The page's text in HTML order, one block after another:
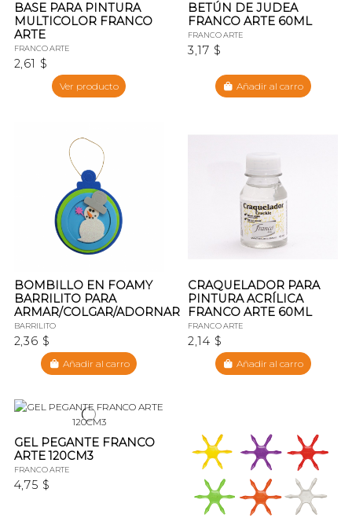
BASE PARA PINTURA
MULTICOLOR FRANCO
ARTE
FRANCO ARTE
2,61 $
Ver producto
BETÚN DE JUDEA
FRANCO ARTE 60ML
FRANCO ARTE
3,17 $
Añadir al carro
BOMBILLO EN FOAMY
BARRILITO PARA
ARMAR/COLGAR/ADORNAR
BARRILITO
2,36 $
Añadir al carro
CRAQUELADOR PARA
PINTURA ACRÍLICA
FRANCO ARTE 60ML
FRANCO ARTE
2,14 $
Añadir al carro
GEL PEGANTE FRANCO
ARTE 120CM3
FRANCO ARTE
4,75 $